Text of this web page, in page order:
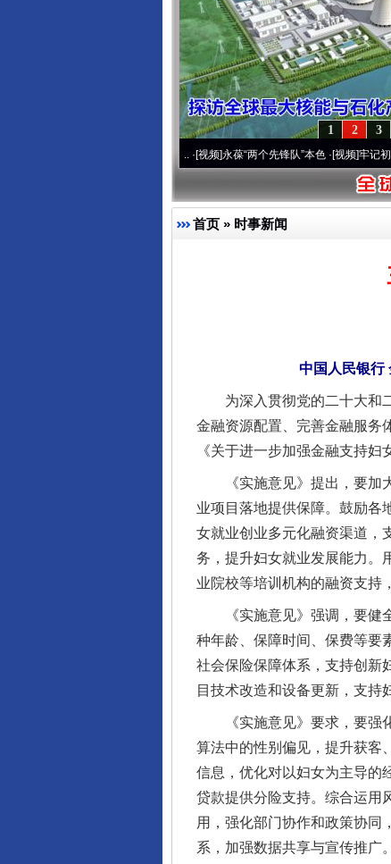
3
2
1
永葆“两个先锋队”本色·[视频]牢记初心使命 奋
首页 » 时事新闻
中国人民银行
为深入贯彻党的二十大和二
金融资源配置、完善金融服务
《关于进一步加强金融支持妇
《实施意见》提出，要加大
业项目落地提供保障。鼓励各
女就业创业多元化融资渠道，
务，提升妇女就业发展能力。
业院校等培训机构的融资支持
《实施意见》强调，要健全
种年龄、保障时间、保费等要
社会保险保障体系，支持创新
目技术改造和设备更新，支持
《实施意见》要求，要强化
算法中的性别偏见，提升获客
信息，优化对以妇女为主导的
贷款提供分险支持。综合运用
用，强化部门协作和政策协同
系，加强数据共享与宣传推广。